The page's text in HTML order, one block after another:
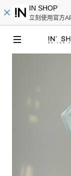
IN SHOP
立刻使用官方